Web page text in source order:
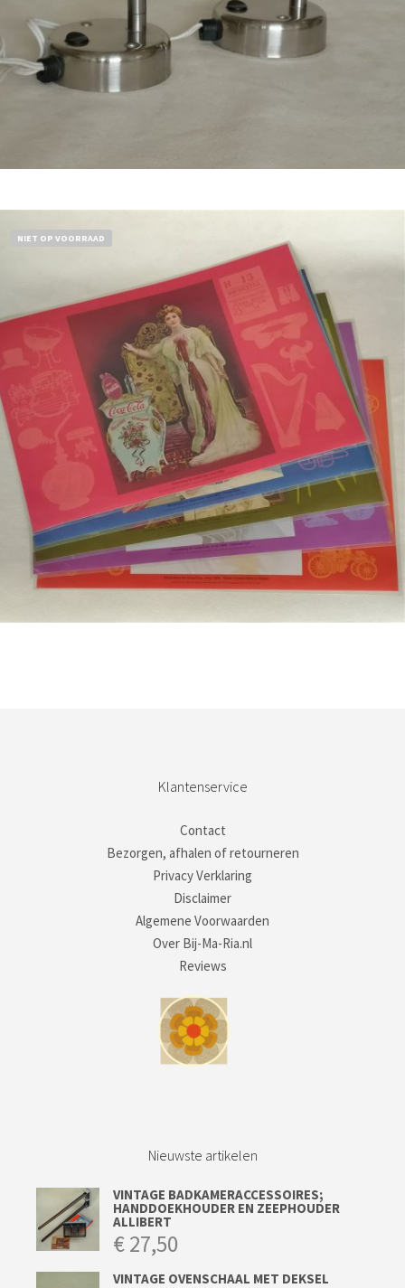
NIET OP VOORRAAD
Klantenservice
Contact
Bezorgen, afhalen of retourneren
Privacy Verklaring
Disclaimer
Algemene Voorwaarden
Over Bij-Ma-Ria.nl
Reviews
Nieuwste artikelen
VINTAGE BADKAMERACCESSOIRES;
HANDDOEKHOUDER EN ZEEPHOUDER
ALLIBERT
€27,50
VINTAGE OVENSCHAAL MET DEKSEL